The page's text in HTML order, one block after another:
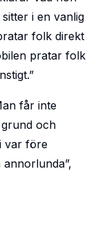
i en vanlig
folk direkt
pratar folk
får inte
och
var före